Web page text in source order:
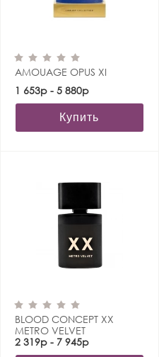
AMOUAGE OPUS XI
1 653р - 5 880р
Купить
BLOOD CONCEPT XX
METRO VELVET
2 319р - 7 945р